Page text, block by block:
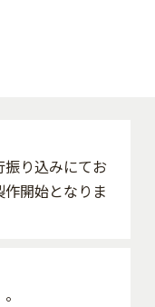
り込みにてお
開始となりま